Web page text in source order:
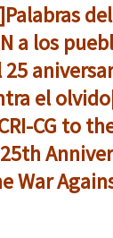
del
a los
25
el
CG to
War